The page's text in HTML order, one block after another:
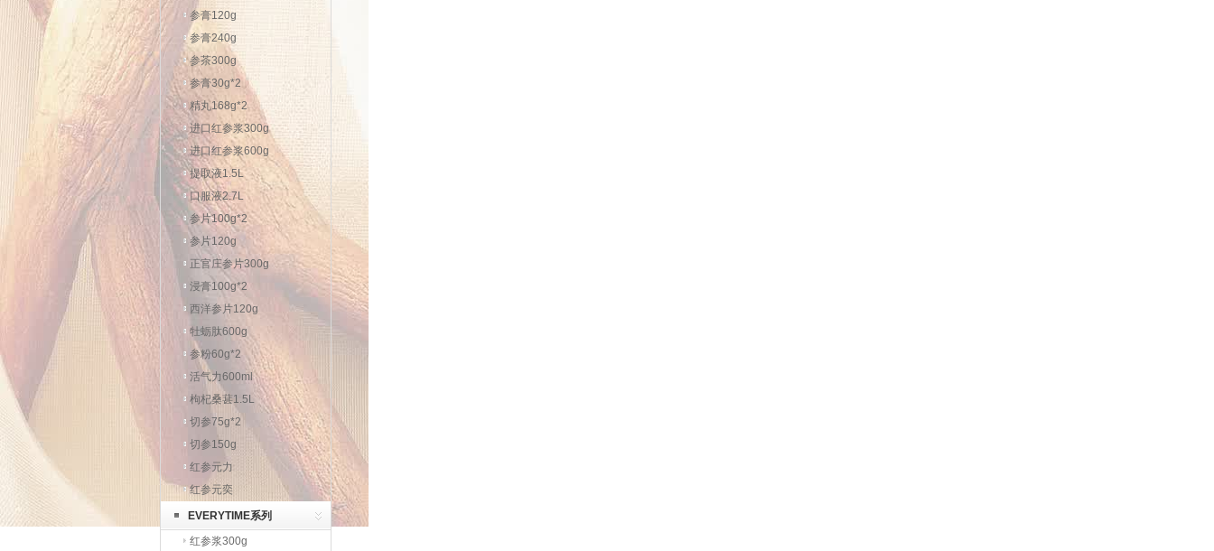
参膏120g
参膏240g
参茶300g
参膏30g*2
精丸168g*2
进口红参浆300g
进口红参浆600g
提取液1.5L
口服液2.7L
参片100g*2
参片120g
正官庄参片300g
浸膏100g*2
西洋参片120g
牡蛎肽600g
参粉60g*2
活气力600ml
枸杞桑葚1.5L
切参75g*2
切参150g
红参元力
红参元奕
EVERYTIME系列
红参浆300g